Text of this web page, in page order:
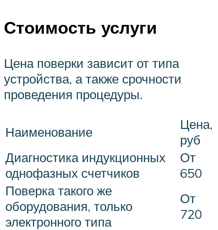
Стоимость услуги
Цена поверки зависит от типа
устройства, а также срочности
проведения процедуры.
Наименование
Цена,
руб
Диагностика индукционных
однофазных счетчиков
От
650
Поверка такого же
оборудования, только
электронного типа
От
720